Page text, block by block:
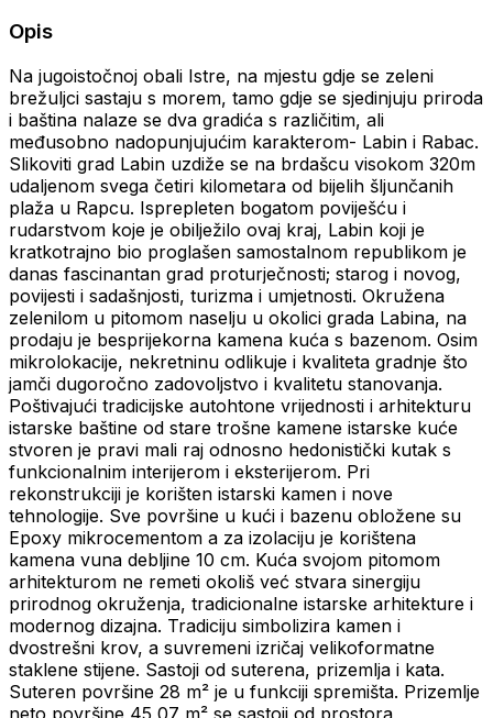
Opis
Na jugoistočnoj obali Istre, na mjestu gdje se zeleni
brežuljci sastaju s morem, tamo gdje se sjedinjuju priroda
i baština nalaze se dva gradića s različitim, ali
međusobno nadopunjujućim karakterom- Labin i Rabac.
Slikoviti grad Labin uzdiže se na brdašcu visokom 320m
udaljenom svega četiri kilometara od bijelih šljunčanih
plaža u Rapcu. Isprepleten bogatom poviješću i
rudarstvom koje je obilježilo ovaj kraj, Labin koji je
kratkotrajno bio proglašen samostalnom republikom je
danas fascinantan grad proturječnosti; starog i novog,
povijesti i sadašnjosti, turizma i umjetnosti. Okružena
zelenilom u pitomom naselju u okolici grada Labina, na
prodaju je besprijekorna kamena kuća s bazenom. Osim
mikrolokacije, nekretninu odlikuje i kvaliteta gradnje što
jamči dugoročno zadovoljstvo i kvalitetu stanovanja.
Poštivajući tradicijske autohtone vrijednosti i arhitekturu
istarske baštine od stare trošne kamene istarske kuće
stvoren je pravi mali raj odnosno hedonistički kutak s
funkcionalnim interijerom i eksterijerom. Pri
rekonstrukciji je korišten istarski kamen i nove
tehnologije. Sve površine u kući i bazenu obložene su
Epoxy mikrocementom a za izolaciju je korištena
kamena vuna debljine 10 cm. Kuća svojom pitomom
arhitekturom ne remeti okoliš već stvara sinergiju
prirodnog okruženja, tradicionalne istarske arhitekture i
modernog dizajna. Tradiciju simbolizira kamen i
dvostrešni krov, a suvremeni izričaj velikoformatne
staklene stijene. Sastoji od suterena, prizemlja i kata.
Suteren površine 28 m² je u funkciji spremišta. Prizemlje